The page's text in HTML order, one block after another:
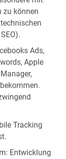
zu können
Ads,
Apple
Tracking
Entwicklung